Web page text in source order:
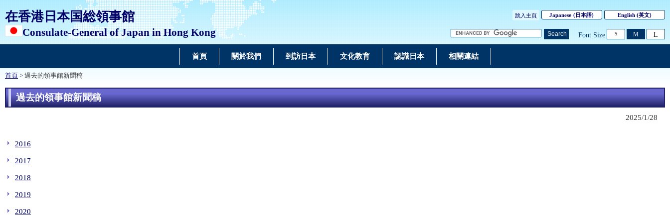
在香港日本国総領事館
Consulate-General of Japan in Hong Kong
跳入主頁 Japanese (日本語) English(英文)
Search Font Size S M L
首頁 關於我們 到訪日本 文化教育 認識日本 相關連結
首頁 > 過去的領事館新聞稿
過去的領事館新聞稿
2025/1/28
2016
2017
2018
2019
2020